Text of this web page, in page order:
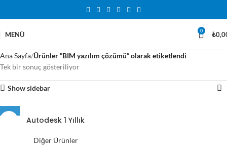
MENÜ 0 ₺
Ana Sayfa Ürünler “BIM yazılım çözümü” olarak etiketlendi
Tek bir sonuç gösteriliyor
Show sidebar
Autodesk 1 Yıllık
Diğer Ürünler